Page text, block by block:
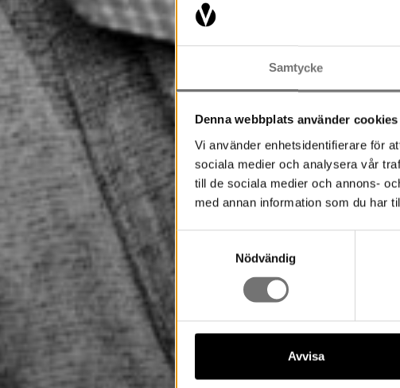
Samtycke
Denna webbplats använder cookies
Vi använder enhetsidentifierare för
sociala medier och analysera vår
till de sociala medier och annons-
med annan information som du har
Nödvändig
Avvisa